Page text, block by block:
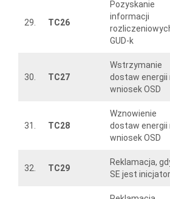
29. TC26
Pozyskanie
informacji
GUD-k
30. TC27
Wstrzymanie
dostaw energii
wniosek OSD
31. TC28
Wznowienie
dostaw energii
wniosek OSD
32. TC29
Reklamacja,
SE jest